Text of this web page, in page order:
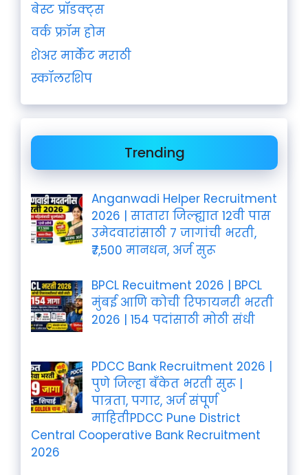
बेस्ट प्रॉडक्ट्स
वर्क फ्रॉम होम
शेअर मार्केट मराठी
स्कॉलरशिप
Trending
Anganwadi Helper Recruitment
2026 | सातारा जिल्ह्यात 12वी पास
उमेदवारांसाठी 7 जागांची भरती,
₹7,500 मानधन, अर्ज सुरू
BPCL Recuitment 2026 | BPCL
मुंबई आणि कोची रिफायनरी भरती
2026 | 154 पदांसाठी मोठी संधी
PDCC Bank Recruitment 2026 |
पुणे जिल्हा बँकेत भरती सुरू |
पात्रता, पगार, अर्ज संपूर्ण
माहितीPDCC Pune District
Central Cooperative Bank Recruitment
2026